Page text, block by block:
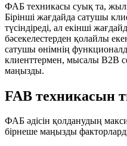
ФАБ техникасы суық та, жылы
Бірінші жағдайда сатушы
түсіндіреді, ал екінші
бәсекелестерден қолайлы
сатушы өнімнің
клиенттермен, мысалы B2B
маңызды.
FAB техникасын
ФАБ әдісін қолданудың
бірнеше маңызды